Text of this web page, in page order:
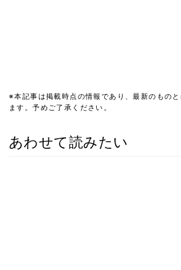
※本記事は掲載時点の情報であり、最新のもの
ます。予めご了承ください。
あわせて読みたい